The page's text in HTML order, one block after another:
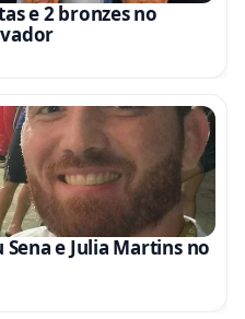
e 2 bronzes no
e Julia Martins no